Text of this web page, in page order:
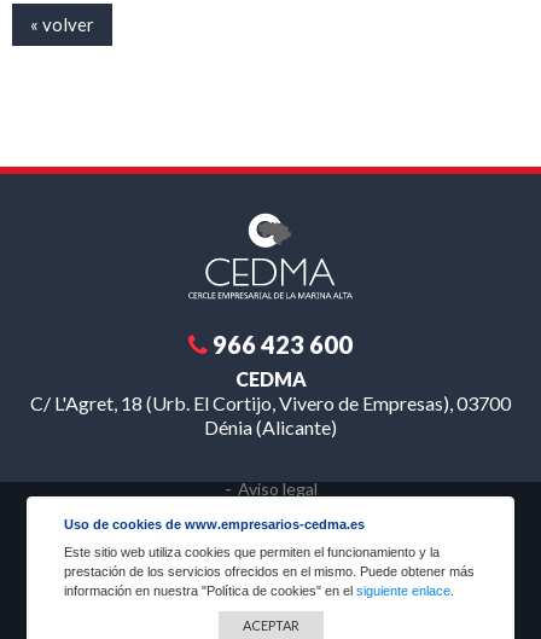
« volver
966 423 600
CEDMA
C/ L'Agret, 18 (Urb. El Cortijo, Vivero de Empresas), 03700
Dénia (Alicante)
Aviso legal
Política de cookies
Uso de cookies de www.empresarios-cedma.es
Este sitio web utiliza cookies que permiten el funcionamiento y la
prestación de los servicios ofrecidos en el mismo. Puede obtener más
información en nuestra "Política de cookies" en elsiguiente enlace
ACEPTAR